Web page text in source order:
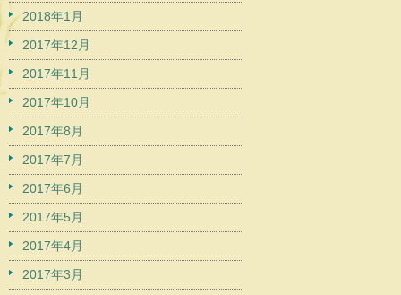
2018年1月
2017年12月
2017年11月
2017年10月
2017年8月
2017年7月
2017年6月
2017年5月
2017年4月
2017年3月